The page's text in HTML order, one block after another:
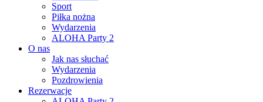
Sport
Piłka nożna
Wydarzenia
ALOHA Party 2
O nas
Jak nas słuchać
Wydarzenia
Pozdrowienia
Rezerwacje